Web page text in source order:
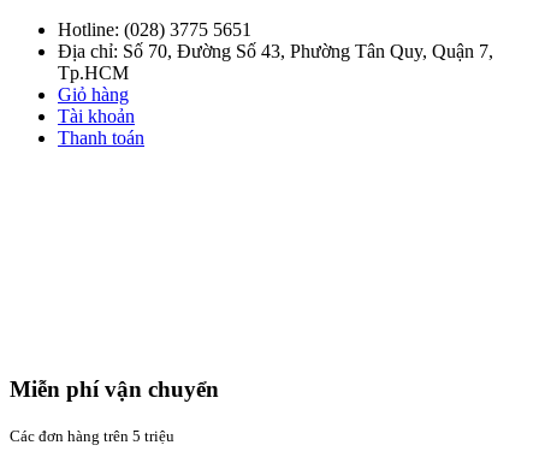
Hotline: (028) 3775 5651
Địa chỉ: Số 70, Đường Số 43, Phường Tân Quy, Quận 7,
Tp.HCM
Giỏ hàng
Tài khoản
Thanh toán
Miễn phí vận chuyển
Các đơn hàng trên 5 triệu